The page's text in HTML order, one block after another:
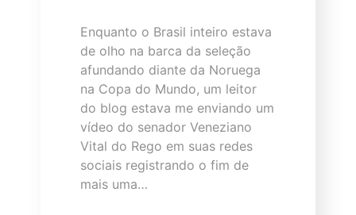
Enquanto o Brasil inteiro estava
de olho na barca da seleção
afundando diante da Noruega
na Copa do Mundo, um leitor
do blog estava me enviando um
vídeo do senador Veneziano
Vital do Rego em suas redes
sociais registrando o fim de
mais uma…